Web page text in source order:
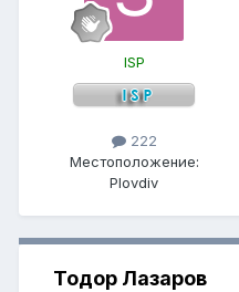
ISP
222
Местоположение:
Plovdiv
Тодор Лазаров